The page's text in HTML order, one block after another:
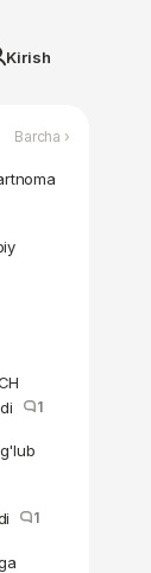
Kirish
Barcha ›
1
1